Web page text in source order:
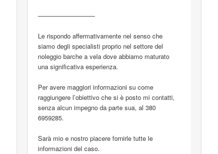
—————————
Le rispondo affermativamente nel senso che
siamo degli specialisti proprio nel settore del
noleggio barche a vela dove abbiamo maturato
una significativa esperienza.
Per avere maggiori informazioni su come
raggiungere l’obiettivo che si è posto mi contatti,
senza alcun impegno da parte sua, al 380
6959285.
Sarà mio e nostro piacere fornirle tutte le
informazioni del caso.